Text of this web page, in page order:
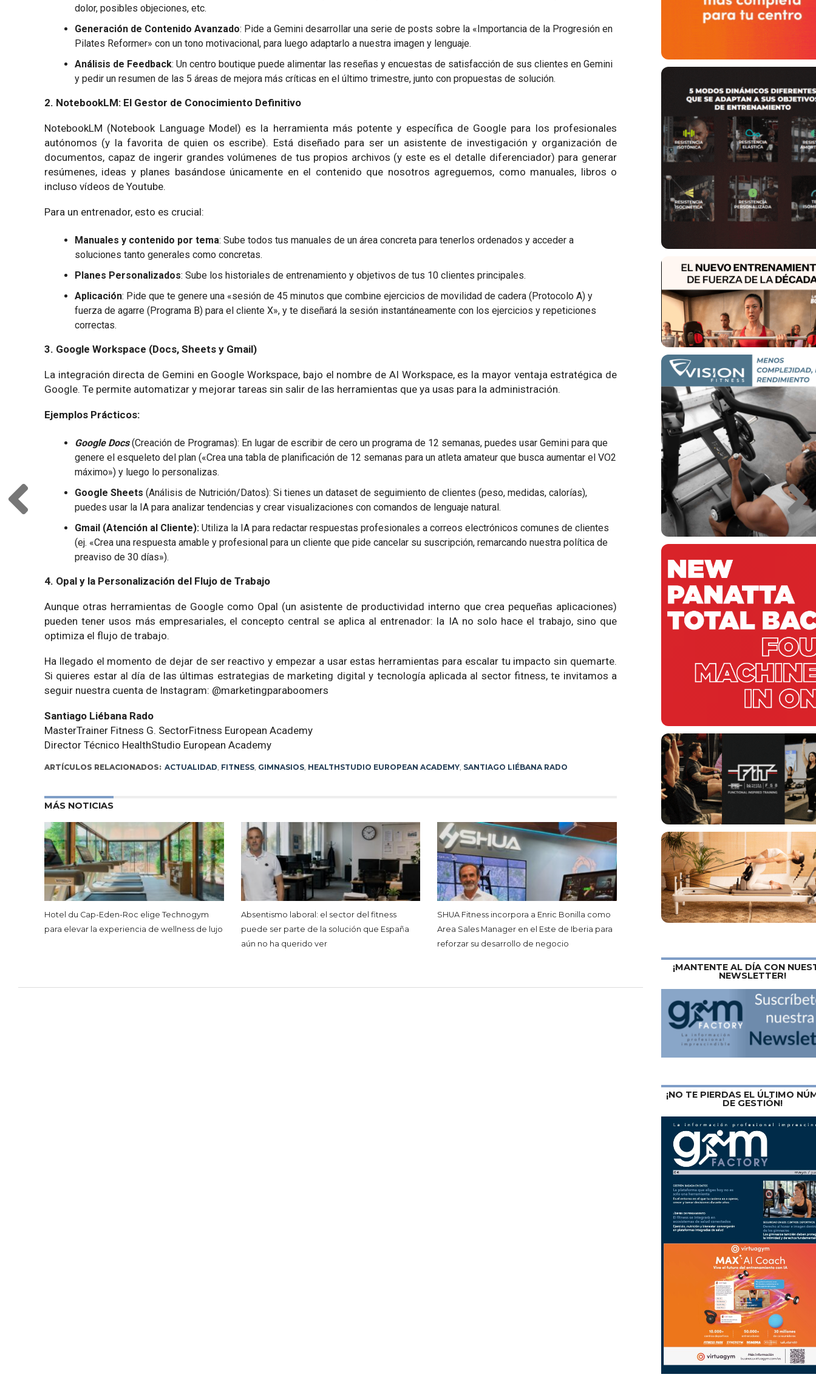
dolor, posibles objeciones, etc.
Generación de Contenido Avanzado: Pide a Gemini desarrollar una serie de posts sobre la «Importancia de la Progresión en
Pilates Reformer» con un tono motivacional, para luego adaptarlo a nuestra imagen y lenguaje.
Análisis de Feedback: Un centro boutique puede alimentar las reseñas y encuestas de satisfacción de sus clientes en Gemini
y pedir un resumen de las 5 áreas de mejora más críticas en el último trimestre, junto con propuestas de solución.
2. NotebookLM: El Gestor de Conocimiento Definitivo
NotebookLM (Notebook Language Model) es la herramienta más potente y específica de Google para los profesionales
autónomos (y la favorita de quien os escribe). Está diseñado para ser un asistente de investigación y organización de
documentos, capaz de ingerir grandes volúmenes de tus propios archivos (y este es el detalle diferenciador) para generar
resúmenes, ideas y planes basándose únicamente en el contenido que nosotros agreguemos, como manuales, libros o
incluso vídeos de Youtube.
Para un entrenador, esto es crucial:
Manuales y contenido por tema: Sube todos tus manuales de un área concreta para tenerlos ordenados y acceder a
soluciones tanto generales como concretas.
Planes Personalizados: Sube los historiales de entrenamiento y objetivos de tus 10 clientes principales.
Aplicación: Pide que te genere una «sesión de 45 minutos que combine ejercicios de movilidad de cadera (Protocolo A) y
fuerza de agarre (Programa B) para el cliente X», y te diseñará la sesión instantáneamente con los ejercicios y repeticiones
correctas.
3. Google Workspace (Docs, Sheets y Gmail)
La integración directa de Gemini en Google Workspace, bajo el nombre de AI Workspace, es la mayor ventaja estratégica de
Google. Te permite automatizar y mejorar tareas sin salir de las herramientas que ya usas para la administración.
Ejemplos Prácticos:
Google Docs(Creación de Programas): En lugar de escribir de cero un programa de 12 semanas, puedes usar Gemini para que
genere el esqueleto del plan («Crea una tabla de planificación de 12 semanas para un atleta amateur que busca aumentar el VO2
máximo») y luego lo personalizas.
Google Sheets (Análisis de Nutrición/Datos): Si tienes un dataset de seguimiento de clientes (peso, medidas, calorías),
puedes usar la IA para analizar tendencias y crear visualizaciones con comandos de lenguaje natural.
Gmail (Atención al Cliente):Utiliza la IA para redactar respuestas profesionales a correos electrónicos comunes de clientes
(ej. «Crea una respuesta amable y profesional para un cliente que pide cancelar su suscripción, remarcando nuestra política de
preaviso de 30 días»).
4. Opal y la Personalización del Flujo de Trabajo
Aunque otras herramientas de Google como Opal (un asistente de productividad interno que crea pequeñas aplicaciones)
pueden tener usos más empresariales, el concepto central se aplica al entrenador: la IA no solo hace el trabajo, sino que
optimiza el flujo de trabajo.
Ha llegado el momento de dejar de ser reactivo y empezar a usar estas herramientas para escalar tu impacto sin quemarte.
Si quieres estar al día de las últimas estrategias de marketing digital y tecnología aplicada al sector fitness, te invitamos a
seguir nuestra cuenta de Instagram: @marketingparaboomers
Santiago Liébana Rado
MasterTrainer Fitness G. SectorFitness European Academy
Director Técnico HealthStudio European Academy
ARTÍCULOS RELACIONADOS: ACTUALIDAD, FITNESS, GIMNASIOS, HEALTHSTUDIO EUROPEAN ACADEMY, SANTIAGO LIÉBANA RADO
MÁS NOTICIAS
Hotel du Cap-Eden-Roc elige Technogym
para elevar la experiencia de wellness de lujo
Absentismo laboral: el sector del fitness
puede ser parte de la solución que España
aún no ha querido ver
SHUA Fitness incorpora a Enric Bonilla como
Area Sales Manager en el Este de Iberia para
reforzar su desarrollo de negocio
¡MANTENTE AL DÍA CON
NEWSLETTER!
¡NO TE PIERDAS EL ÚLTIMO
DE GESTIÓN!